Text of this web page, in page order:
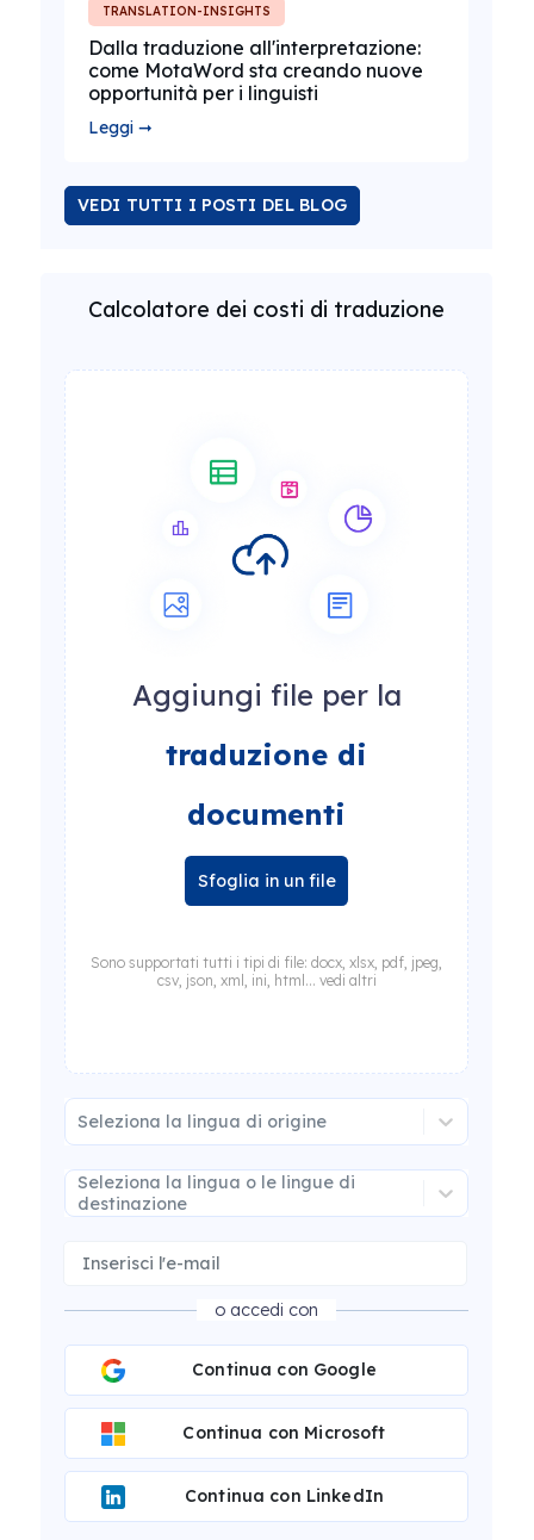
TRANSLATION-INSIGHTS
Dalla traduzione all'interpretazione:
come MotaWord sta creando nuove
opportunità per i linguisti
Leggi ➞
VEDI TUTTI I POSTI DEL BLOG
Calcolatore dei costi di traduzione
Aggiungi file per la
traduzione di
documenti
Sfoglia in un file
Sono supportati tutti i tipi di file: docx, xlsx, pdf, jpeg,
csv, json, xml, ini, html... vedi altri
Seleziona la lingua di origine
Seleziona la lingua o le lingue di
destinazione
o accedi con
Continua con Google
Continua con Microsoft
Continua con LinkedIn